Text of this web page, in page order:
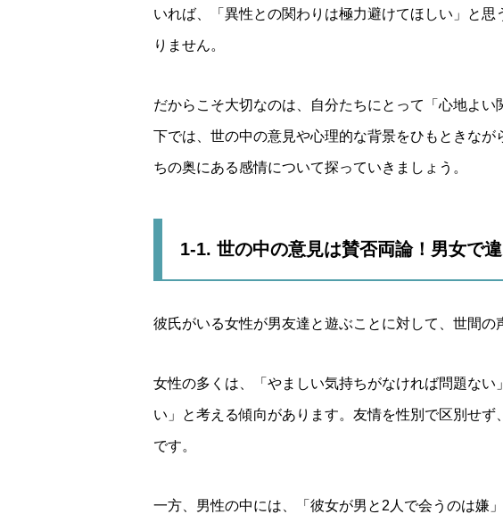
いれば、「異性との関わりは極力避けてほしい」と
りません。
だからこそ大切なのは、自分たちにとって「心地よ
下では、世の中の意見や心理的な背景をひもときな
ちの奥にある感情について探っていきましょう。
1-1. 世の中の意見は賛否両論！男女で
彼氏がいる女性が男友達と遊ぶことに対して、世間の
女性の多くは、「やましい気持ちがなければ問題な
い」と考える傾向があります。友情を性別で区別せ
です。
一方、男性の中には、「彼女が男と2人で会うのは嫌